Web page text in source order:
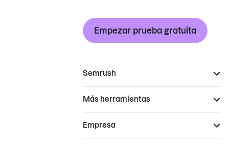
Empezar prueba gratuita
Semrush
Más herramientas
Empresa